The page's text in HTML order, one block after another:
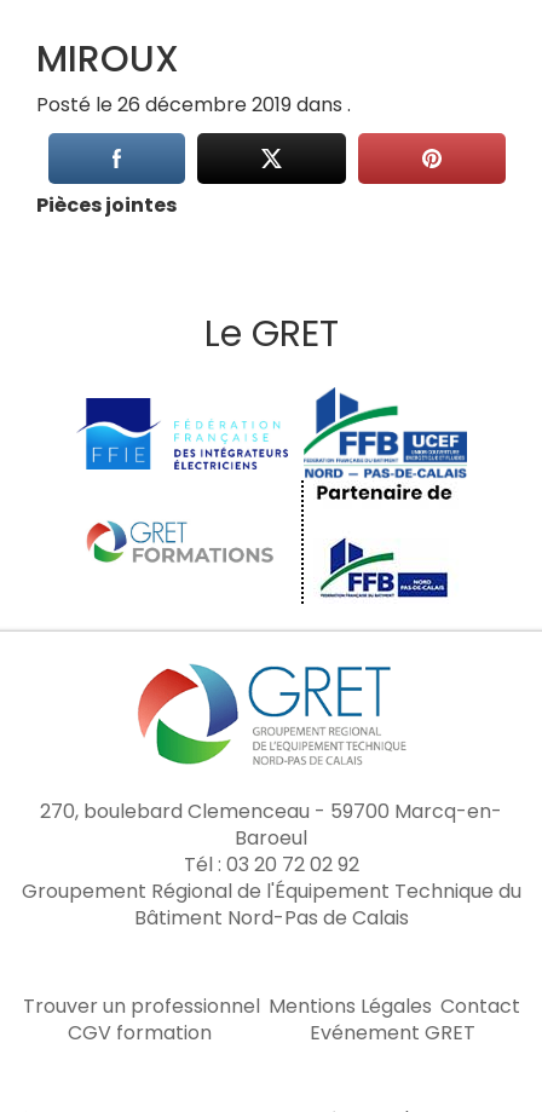
MIROUX
Posté le 26 décembre 2019 dans .
Pièces jointes
Le GRET
270, boulebard Clemenceau - 59700 Marcq-en-
Baroeul
Tél : 03 20 72 02 92
Groupement Régional de l'Équipement Technique du
Bâtiment Nord-Pas de Calais
Trouver un professionnel Mentions Légales Contact
CGV formation
Evénement GRET